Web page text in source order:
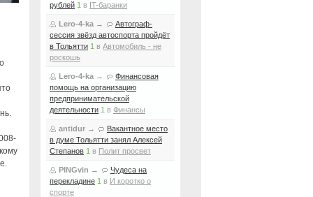
рублей 1 в IT-баранки
Lero-4-ka →
Автограф-
сессия звёзд автоспорта пройдёт
в Тольятти 1 в Автомобиль - не
роскошь
Lero-4-ka →
Финансовая
помощь на организацию
предпринимательской
деятельности 1 в Финансы
antidur →
Вакантное место
в думе Тольятти занял Алексей
Степанов 1 в Полит просвет
PINGvin →
Чудеса на
перекладине 1 в И коротко о
спорте